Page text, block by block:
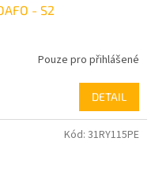
- S2
Pouze pro přihlášené
DETAIL
Kód: 31RY115PE